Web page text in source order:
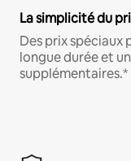
La simplicité du
Des prix spéciaux
longue durée et
supplémentaires.*